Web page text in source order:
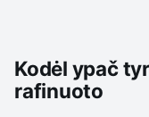
Kodėl ypač
rafinuoto